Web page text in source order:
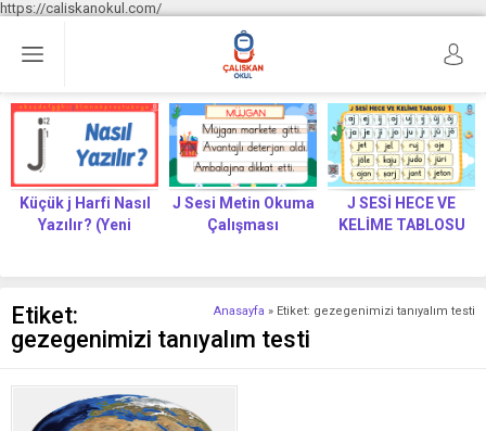
https://caliskanokul.com/
Küçük j Harfi Nasıl
Yazılır? (Yeni
J Sesi Metin Okuma
Çalışması
J SESİ HECE VE
KELİME TABLOSU
Anasayfa » Etiket: gezegenimizi tanıyalım testi
Etiket:
gezegenimizi tanıyalım testi